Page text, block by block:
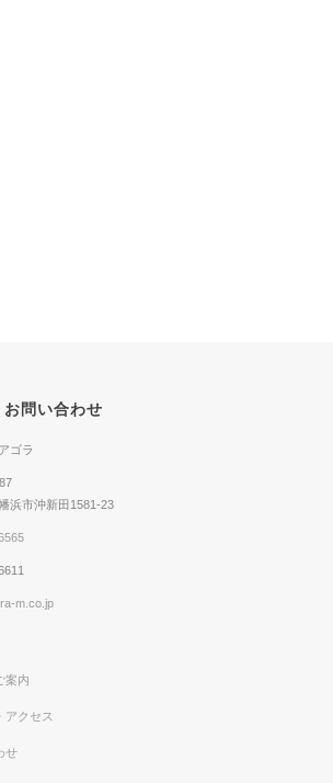
問い合わせ
ゴラ
浜市沖新田1581-23
m.co.jp
案内
アクセス
せ